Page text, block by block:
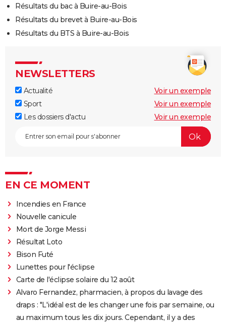
Résultats du bac à Buire-au-Bois
Résultats du brevet à Buire-au-Bois
Résultats du BTS à Buire-au-Bois
NEWSLETTERS
Actualité
Voir un exemple
Sport
Voir un exemple
Les dossiers d'actu
Voir un exemple
EN CE MOMENT
Incendies en France
Nouvelle canicule
Mort de Jorge Messi
Résultat Loto
Bison Futé
Lunettes pour l'éclipse
Carte de l'éclipse solaire du 12 août
Alvaro Fernandez, pharmacien, à propos du lavage des
draps : "L'idéal est de les changer une fois par semaine, ou
au maximum tous les dix jours. Cependant, il y a des